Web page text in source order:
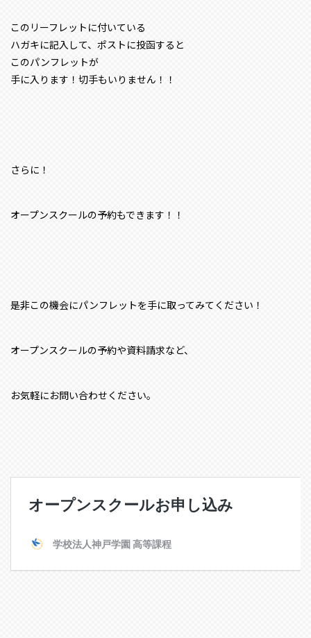
このリーフレットに付いている
ハガキに記入して、ポストに投函すると
このパンフレットが
手に入ります！切手もいりません！！
さらに！
オープンスクールの予約もできます！！
是非この機会にパンフレットを手に取ってみてください！
オープンスクールの予約や資料請求など、
お気軽にお問い合わせください。